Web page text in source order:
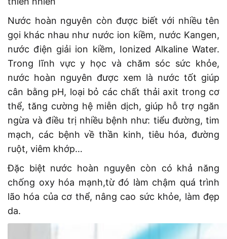
Nước hoàn nguyên còn được biết với nhiều tên
gọi khác nhau như nước ion kiềm, nước Kangen,
nước điện giải ion kiềm, Ionized Alkaline Water.
Trong lĩnh vực y học và chăm sóc sức khỏe,
nước hoàn nguyên được xem là nước tốt giúp
cân bằng pH, loại bỏ các chất thải axit trong cơ
thể, tăng cường hệ miễn dịch, giúp hỗ trợ ngăn
ngừa và điều trị nhiều bệnh như: tiểu đường, tim
mạch, các bệnh về thần kinh, tiêu hóa, đường
ruột, viêm khớp…
Đặc biệt nước hoàn nguyên còn có khả năng
chống oxy hóa mạnh,từ đó làm chậm quá trình
lão hóa của cơ thể, nâng cao sức khỏe, làm đẹp
da.